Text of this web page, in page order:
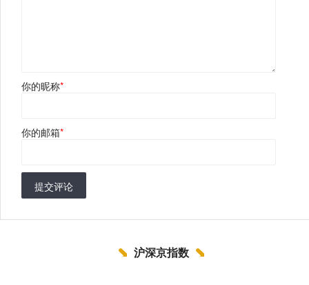
你的昵称*
你的邮箱*
提交评论
沪深京指数